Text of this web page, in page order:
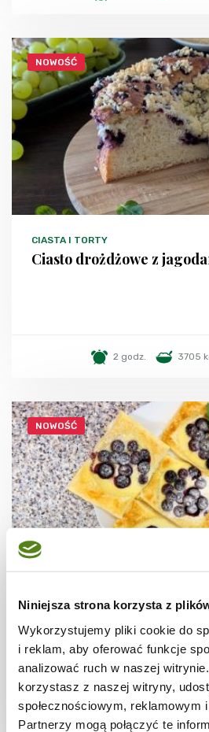
Niniejsza strona korzysta z
Wykorzystujemy pliki cookie do
i reklam, aby oferować funkcje
analizować ruch w naszej
korzystasz z naszej witryny,
społecznościowym, reklamowym
Partnerzy mogą połączyć te
NOWOŚĆ
CIASTA I TORTY
Ciasto drożdżowe z
2 godz. 3705
NOWOŚĆ
CIASTECZKA
Ciastka francuskie z
30 min. 1531